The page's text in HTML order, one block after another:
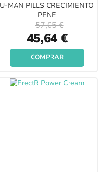
U-MAN PILLS CRECIMIENTO
PENE
Special
Price
45,64 €
57,05 €
COMPRAR